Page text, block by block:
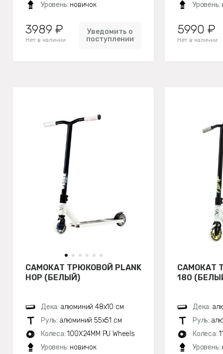
Уровень: новичок
3989 ₽
Нет в наличии
Уведомить о
поступлении
Уровень:
5990 ₽
Нет в наличии
САМОКАТ ТРЮКОВОЙ PLANK
HOP (БЕЛЫЙ)
Дека: алюминий 48х10 см
Руль: алюминий 55х51 см
Колеса: 100X24MM PU Wheels
Уровень: новичок
САМОКАТ
180
Дека:
Руль:
Колеса:
Уровень: